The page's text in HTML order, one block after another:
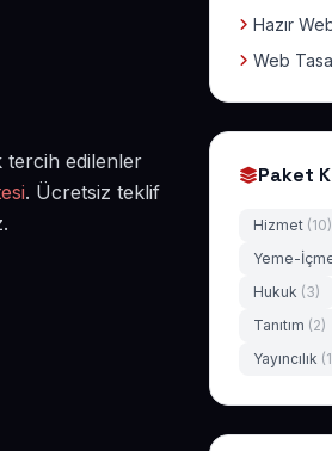
tercih edilenler
. Ücretsiz teklif
Hazır
Web
Paket
Hizmet (10)
Yeme-
Hukuk (3)
Tanıtım (2)
Yayıncılık